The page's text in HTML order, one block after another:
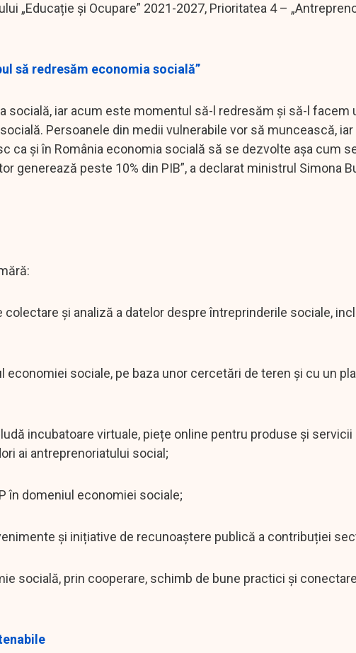
„Educație și Ocupare” 2021-2027, Prioritatea 4 –
să redresăm economia socială”
socială, iar acum este momentul să-l redresăm și să-l facem
Persoanele din medii vulnerabile vor să muncească,
ca și în România economia socială să se dezvolte așa cum
generează peste 10% din PIB”, a declarat ministrul Simona
și analiză a datelor despre întreprinderile sociale,
economiei sociale, pe baza unor cercetări de teren și cu un
incubatoare virtuale, piețe online pentru produse și servicii
ai antreprenoriatului social;
în domeniul economiei sociale;
și inițiative de recunoaștere publică a contribuției
socială, prin cooperare, schimb de bune practici și